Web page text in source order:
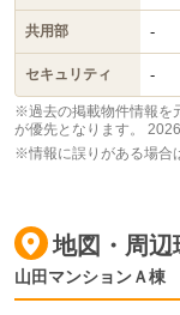
共用部 -
セキュリティ -
※過去の掲載物件情報を
が優先となります。
※情報に誤りがある場合
地図・周辺
山田マンションＡ棟